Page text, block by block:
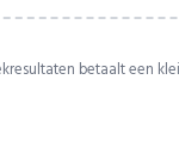
betaalt een